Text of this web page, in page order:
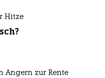
Hitze
Angern zur Rente